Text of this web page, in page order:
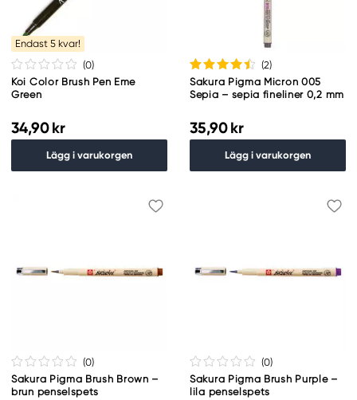
Endast 5 kvar!
(0)
Koi Color Brush Pen Eme
Green
34,90 kr
Lägg i varukorgen
(2)
Sakura Pigma Micron 005
Sepia – sepia fineliner 0,2 mm
35,90 kr
Lägg i varukorgen
(0)
Sakura Pigma Brush Brown –
brun penselspets
(0)
Sakura Pigma Brush Purple –
lila penselspets